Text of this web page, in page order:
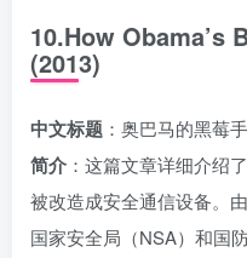
10.How Obama’s
(2013)
中文标题 ：奥巴马的黑莓
简介 ：这篇文章详细介绍
被改造成安全通信设备。
国家安全局（NSA）和国